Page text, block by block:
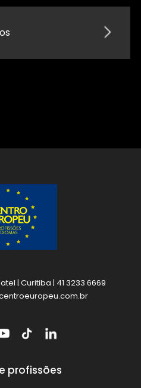
| Curitiba | 41 3233 6669
profissões